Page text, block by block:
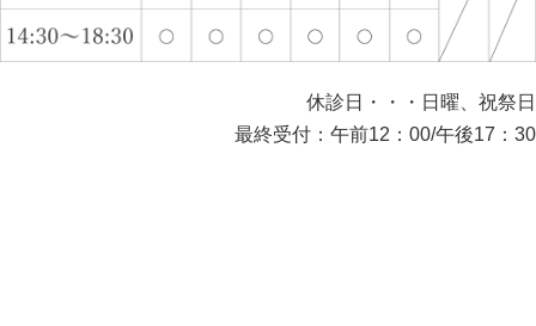
休診日・・・日曜、祝祭日
最終受付：午前12：00/午後17：30